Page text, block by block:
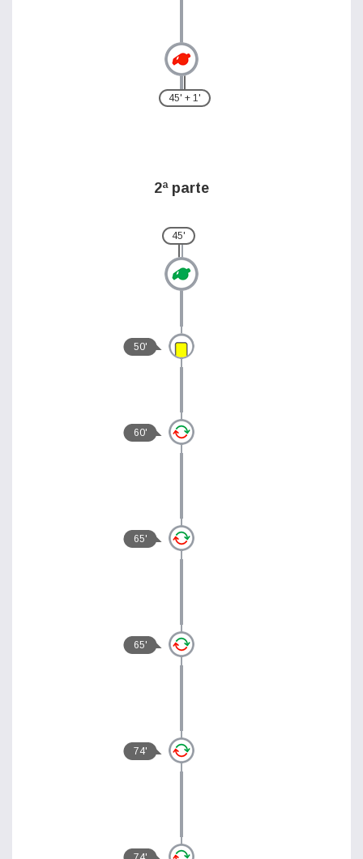
45' + 1'
2ª parte
45'
50'
60'
65'
65'
74'